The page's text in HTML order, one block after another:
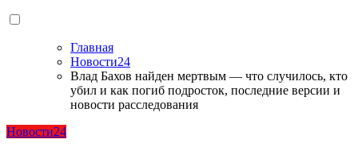
Главная
Новости24
Влад Бахов найден мертвым — что случилось, кто
убил и как погиб подросток, последние версии и
новости расследования
Новости24